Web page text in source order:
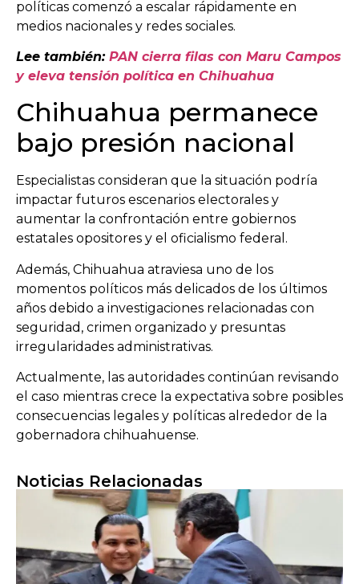
políticas comenzó a escalar rápidamente en
medios nacionales y redes sociales.
Lee también: PAN cierra filas con Maru Campos
y eleva tensión política en Chihuahua
Chihuahua permanece
bajo presión nacional
Especialistas consideran que la situación podría
impactar futuros escenarios electorales y
aumentar la confrontación entre gobiernos
estatales opositores y el oficialismo federal.
Además, Chihuahua atraviesa uno de los
momentos políticos más delicados de los últimos
años debido a investigaciones relacionadas con
seguridad, crimen organizado y presuntas
irregularidades administrativas.
Actualmente, las autoridades continúan revisando
el caso mientras crece la expectativa sobre posibles
consecuencias legales y políticas alrededor de la
gobernadora chihuahuense.
Noticias Relacionadas